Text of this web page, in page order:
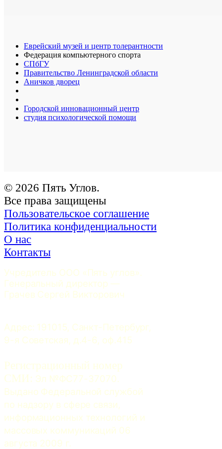
Еврейский музей и центр толерантности
Федерация компьютерного спорта
СПбГУ
Правительство Ленинградской области
Аничков дворец
Городской инновационный центр
студия психологической помощи
© 2026 Пять Углов.
Все права защищены
Пользовательское соглашение
Политика конфиденциальности
О нас
Контакты
Учредитель ООО «Пять углов».
Генеральный директор —
Грачев Сергей Викторович
Адрес: 191015, Санкт-Петербург,
9-я Советская, д.4-6, оф.415
Регистрационный номер
СМИ: Эл №ФС77-37070.
Выдано Федеральной службой
по надзору в сфере связи,
информационных технологий и
массовых коммуникаций 06
августа 2009 г.